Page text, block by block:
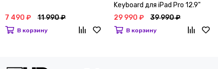
7 490 ₽ 11 990 ₽
В корзину
Keyboard для iPad Pro 12.9"
2021 Белый
29 990 ₽ 39 990 ₽
В корзину